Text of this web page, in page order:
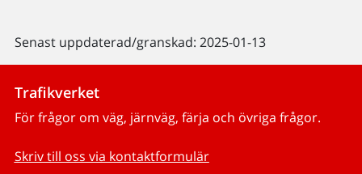
Senast uppdaterad/granskad: 2025-01-13
Trafikverket
För frågor om väg, järnväg, färja och övriga frågor.
Skriv till oss via kontaktformulär